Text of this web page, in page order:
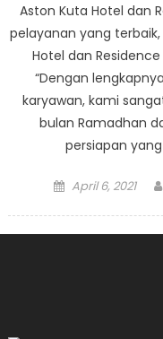
Aston Kuta Hotel dan
pelayanan yang
Hotel dan
“Dengan
karyawan, kami
bulan Ramadhan
persiapan
Posted
April 6, 2021